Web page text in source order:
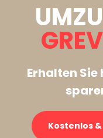
Erhalten Sie
Kostenlos